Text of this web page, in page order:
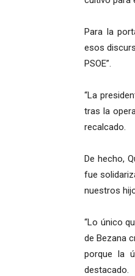
Para la
esos
PSOE”.
“La
tras la
recalcado.
De hecho,
fue
nuestros
“Lo único
de Bezana
porque la
destacado.